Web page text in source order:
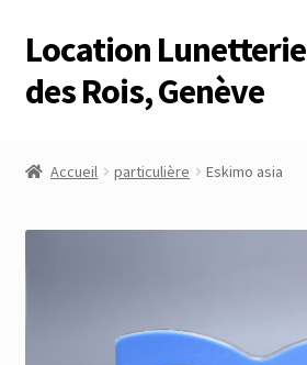
Aller
à
la
Aller
au
contenu
Location Lunetterie
des Rois, Genève
Accueil particulière Eskimo asia